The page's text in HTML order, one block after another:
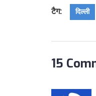
टैग: दिल्ली
15